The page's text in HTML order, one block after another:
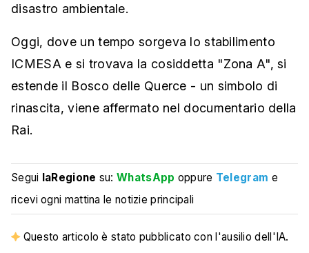
disastro ambientale.
Oggi, dove un tempo sorgeva lo stabilimento
ICMESA e si trovava la cosiddetta "Zona A", si
estende il Bosco delle Querce - un simbolo di
rinascita, viene affermato nel documentario della
Rai.
Segui laRegione su:WhatsApp oppure Telegram e
ricevi ogni mattina le notizie principali
Questo articolo è stato pubblicato con l'ausilio dell'IA.